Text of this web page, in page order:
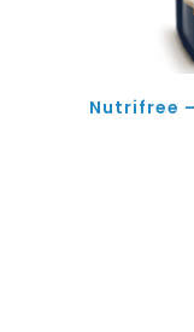
Nutrifree